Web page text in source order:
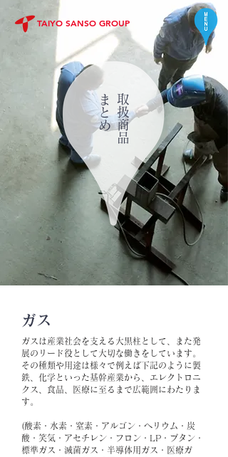
TAIYO SANSO GROUP
取扱商品
まとめ
ガス
ガスは産業社会を支える大黒柱として、また発
展のリード役として大切な働きをしています。
その種類や用途は様々で例えば下記のように製
鉄、化学といった基幹産業から、エレクトロニ
クス、食品、医療に至るまで広範囲にわたりま
す。
(酸素・水素・窒素・アルゴン・ヘリウム・炭
酸・笑気・アセチレン・フロン・LP・ブタン・
標準ガス・滅菌ガス・半導体用ガス・医療ガ